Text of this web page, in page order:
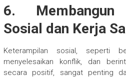
6. Membangun
Sosial dan Kerja
Keterampilan sosial, seperti
menyelesaikan konflik, dan
secara positif, sangat penting